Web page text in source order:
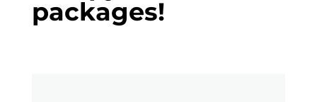
packages!